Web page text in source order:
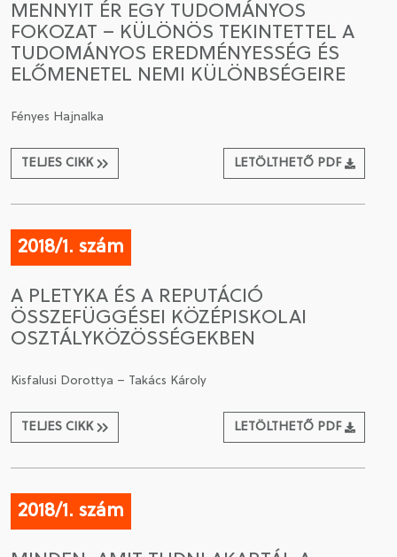
MENNYIT ÉR EGY TUDOMÁNYOS
FOKOZAT – KÜLÖNÖS TEKINTETTEL A
TUDOMÁNYOS EREDMÉNYESSÉG ÉS
ELŐMENETEL NEMI KÜLÖNBSÉGEIRE
Fényes Hajnalka
TELJES CIKK LETÖLTHETŐ PDF
2018/1. szám
A PLETYKA ÉS A REPUTÁCIÓ
ÖSSZEFÜGGÉSEI KÖZÉPISKOLAI
OSZTÁLYKÖZÖSSÉGEKBEN
Kisfalusi Dorottya – Takács Károly
TELJES CIKK LETÖLTHETŐ PDF
2018/1. szám